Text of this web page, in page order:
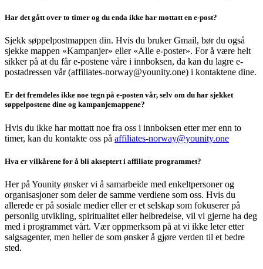
Har det gått over to timer og du enda ikke har mottatt en e-post?
Sjekk søppelpostmappen din. Hvis du bruker Gmail, bør du også
sjekke mappen «Kampanjer» eller «Alle e-poster». For å være helt
sikker på at du får e-postene våre i innboksen, da kan du lagre e-
postadressen vår (affiliates-norway@younity.one) i kontaktene dine.
Er det fremdeles ikke noe tegn på e-posten vår, selv om du har sjekket
søppelpostene dine og kampanjemappene?
Hvis du ikke har mottatt noe fra oss i innboksen etter mer enn to
timer, kan du kontakte oss på affiliates-norway@younity.one
Hva er vilkårene for å bli akseptert i affiliate programmet?
Her på Younity ønsker vi å samarbeide med enkeltpersoner og
organisasjoner som deler de samme verdiene som oss. Hvis du
allerede er på sosiale medier eller er et selskap som fokuserer på
personlig utvikling, spiritualitet eller helbredelse, vil vi gjerne ha deg
med i programmet vårt. Vær oppmerksom på at vi ikke leter etter
salgsagenter, men heller de som ønsker å gjøre verden til et bedre
sted.